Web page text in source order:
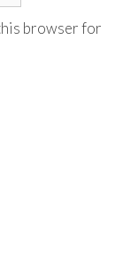
browser for